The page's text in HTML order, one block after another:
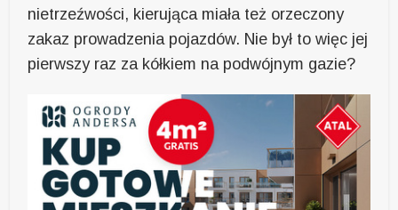
nietrzeźwości, kierująca miała też orzeczony
zakaz prowadzenia pojazdów. Nie był to więc jej
pierwszy raz za kółkiem na podwójnym gazie?